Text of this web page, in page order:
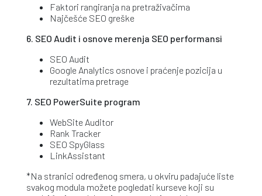
Faktori rangiranja na pretraživačima
Najčešće SEO greške
6. SEO Audit i osnove merenja SEO performansi
SEO Audit
Google Analytics osnove i praćenje pozicija u
rezultatima pretrage
7. SEO PowerSuite program
WebSite Auditor
Rank Tracker
SEO SpyGlass
LinkAssistant
*Na stranici određenog smera, u okviru padajuće liste
svakog modula možete pogledati kurseve koji su